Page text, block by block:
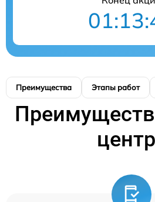
Преимущества Этапы работ